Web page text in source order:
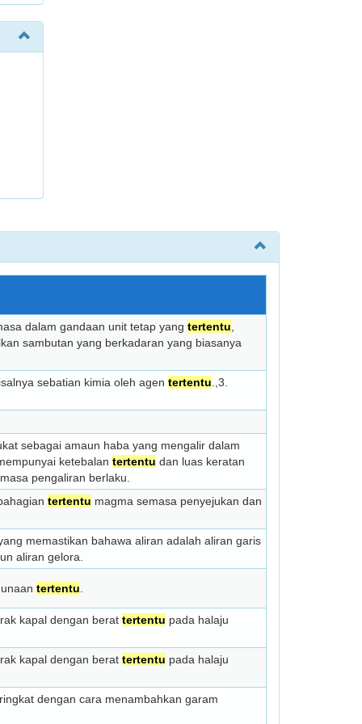
dalam gandaan unit tetap yang tertentu
sambutan yang berkadaran yang biasanya
sebatian kimia oleh agen tertentu .,3.
sebagai amaun haba yang mengalir dalam
ketebalan tertentu dan luas keratan
pengaliran berlaku.
tertentu magma semasa penyejukan dan
yang memastikan bahawa aliran adalah aliran garis
aliran gelora.
tertentu
kapal dengan berat tertentu pada halaju
kapal dengan berat tertentu pada halaju
dengan cara menambahkan garam